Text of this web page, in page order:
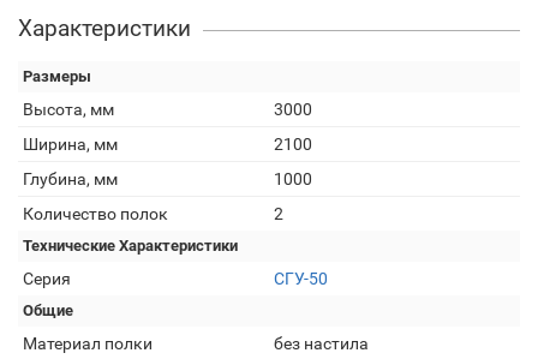
Характеристики
Размеры
Высота, мм
3000
Ширина, мм
2100
Глубина, мм
1000
Количество полок
2
Технические Характеристики
Серия СГУ-50
Общие
Материал полки
без настила